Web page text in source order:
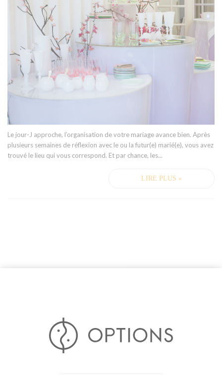
Le jour-J approche, l’organisation de votre mariage avance bien. Après
plusieurs semaines de réflexion avec le ou la futur(e) marié(e), vous avez
trouvé le lieu qui vous correspond. Et par chance, les...
LIRE PLUS »